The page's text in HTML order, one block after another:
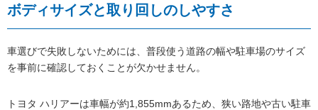
ボディサイズと取り回しのしやすさ
車選びで失敗しないためには、普段使う道路の幅や駐車場のサイズ
を事前に確認しておくことが欠かせません。
トヨタ ハリアーは車幅が約1,855mmあるため、狭い路地や古い駐車